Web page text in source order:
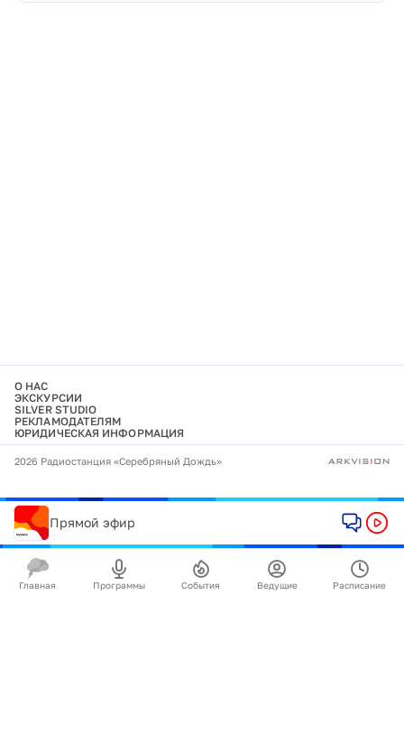
О НАС
ЭКСКУРСИИ
SILVER STUDIO
РЕКЛАМОДАТЕЛЯМ
ЮРИДИЧЕСКАЯ ИНФОРМАЦИЯ
2026 Радиостанция «Серебряный Дождь»
Прямой эфир
Главная Программы События Ведущие Расписание